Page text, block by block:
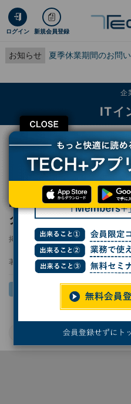
ログイン 新規会員登録
お知らせ 夏季休業期間のお問
企
ITイ
TECH+ 企業IT
ITインフラ
NEC、個別化がんワクチン製造にお
NEC、個別化がんワ
クフローをセキュアに
掲載日 2025/04/01 17:58
著者： 森歩美
NEC